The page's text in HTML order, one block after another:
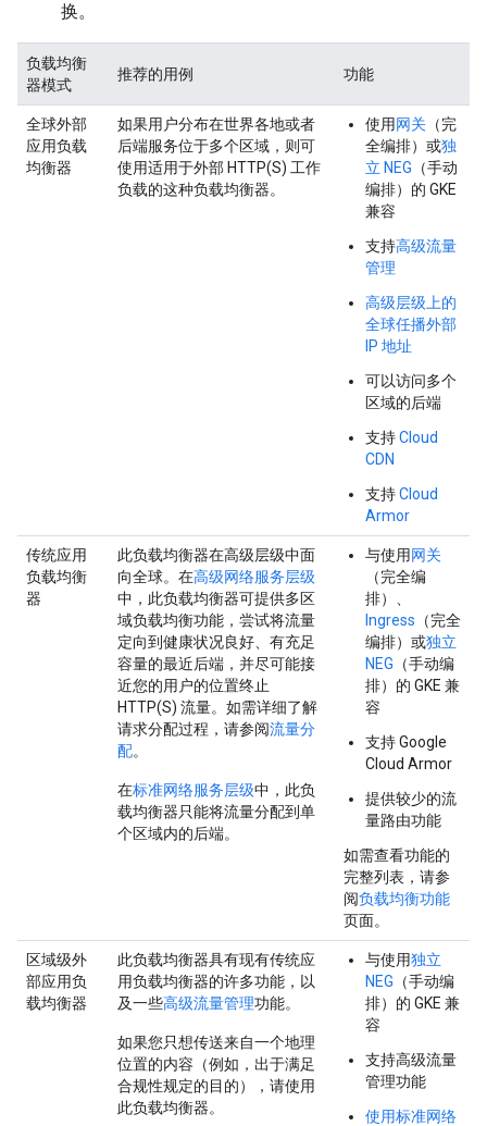
换。
负载均衡
器模式
推荐的用例 功能
全球外部
应用负载
均衡器
如果用户分布在世界各地或者
后端服务位于多个区域，则可
使用适用于外部 HTTP(S) 工作
负载的这种负载均衡器。
使用网关 （完
全编排）或独
立 NEG （手动
编排）的 GKE
兼容
支持高级流量
管理
高级层级上的
全球任播外部
IP 地址
可以访问多个
区域的后端
支持Cloud
CDN
支持Cloud
Armor
传统应用
负载均衡
器
此负载均衡器在高级层级中面
向全球。在高级网络服务层级
中，此负载均衡器可提供多区
域负载均衡功能，尝试将流量
定向到健康状况良好、有充足
容量的最近后端，并尽可能接
近您的用户的位置终止
HTTP(S) 流量。如需详细了解
请求分配过程，请参阅流量分
配。
在标准网络服务层级中，此负
载均衡器只能将流量分配到单
个区域内的后端。
与使用网关
（完全编
排）、
Ingress （完全
编排）或独立
NEG （手动编
排）的 GKE 兼
容
支持 Google
Cloud Armor
提供较少的流
量路由功能
如需查看功能的
完整列表，请参
阅负载均衡功能
页面。
区域级外
部应用负
载均衡器
此负载均衡器具有现有传统应
用负载均衡器的许多功能，以
及一些高级流量管理功能。
如果您只想传送来自一个地理
位置的内容（例如，出于满足
合规性规定的目的），请使用
此负载均衡器。
与使用独立
NEG （手动编
排）的 GKE 兼
容
支持高级流量
管理功能
使用标准网络